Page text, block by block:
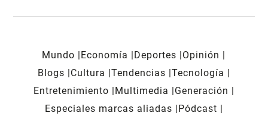
Mundo Economía Deportes
Opinión
Blogs
Cultura Tendencias Tecnología
Entretenimiento
Multimedia
Generación
Especiales marcas aliadas
Pódcast